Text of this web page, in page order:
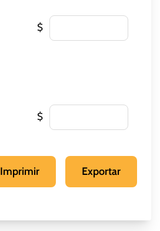
$
$
Imprimir Exportar